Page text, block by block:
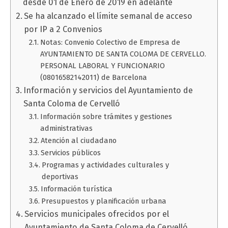
desde 01 de Enero de 2019 en adelante
Se ha alcanzado el límite semanal de acceso
por IP a 2 Convenios
Notas: Convenio Colectivo de Empresa de
AYUNTAMIENTO DE SANTA COLOMA DE CERVELLO.
PERSONAL LABORAL Y FUNCIONARIO
(08016582142011) de Barcelona
Información y servicios del Ayuntamiento de
Santa Coloma de Cervelló
Información sobre trámites y gestiones
administrativas
Atención al ciudadano
Servicios públicos
Programas y actividades culturales y
deportivas
Información turística
Presupuestos y planificación urbana
Servicios municipales ofrecidos por el